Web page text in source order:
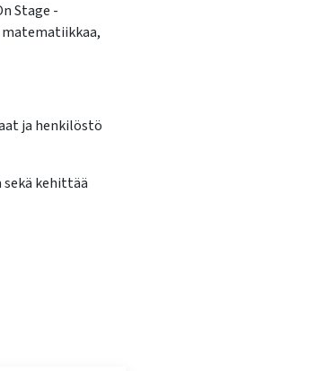
Stage -
matematiikkaa,
ja henkilöstö
kehittää